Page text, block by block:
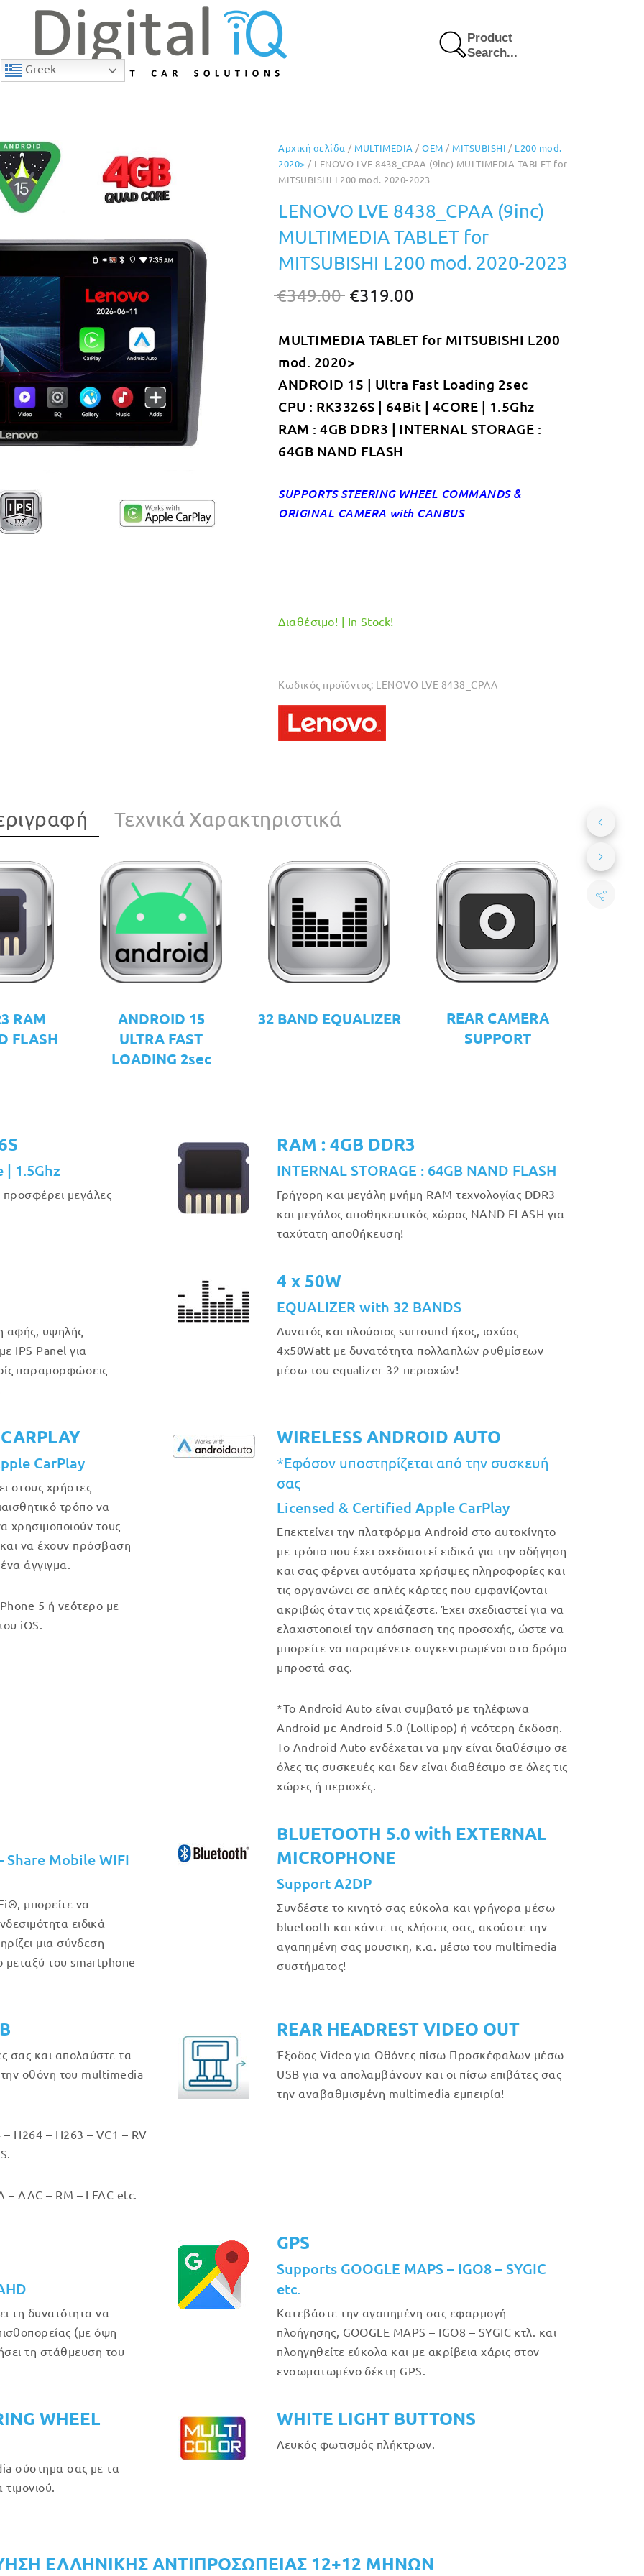
Greek
Product
Search...
9% Έκπτωση
Αρχική σελίδα / MULTIMEDIA /OEM / MITSUBISHI / L200 mod.
2020> / LENOVO LVE 8438_CPAA (9inc) MULTIMEDIA TABLET for
MITSUBISHI L200 mod. 2020-2023
LENOVO LVE 8438_CPAA (9inc)
MULTIMEDIA TABLET for
MITSUBISHI L200 mod. 2020-2023
€349.00 Original
was:
€349.00.
€319.00
τιμή
€319.00.
MULTIMEDIA TABLET for MITSUBISHI L200
mod. 2020>
ANDROID 15 | Ultra Fast Loading 2sec
CPU : RK3326S | 64Bit | 4CORE | 1.5Ghz
RAM : 4GB DDR3 | INTERNAL STORAGE :
64GB NAND FLASH
SUPPORTS STEERING WHEEL COMMANDS &
ORIGINAL CAMERA with CANBUS
Διαθέσιμο! | In Stock!
Κωδικός προϊόντος: LENOVO LVE 8438_CPAA
Τεχνικά Χαρακτηριστικά
RAM
FLASH
ANDROID 15
ULTRA FAST
LOADING 2sec
32 BAND EQUALIZER
REAR CAMERA
SUPPORT
| 1.5Ghz
μεγάλες
RAM : 4GB DDR3
INTERNAL STORAGE : 64GB NAND FLASH
Γρήγορη και μεγάλη μνήμη RAM τεχνολογίας DDR3
και μεγάλος αποθηκευτικός χώρος NAND FLASH για
ταχύτατη αποθήκευση!
αφής, υψηλής
IPS Panel για
παραμορφώσεις
4 x 50W
EQUALIZER with 32 BANDS
Δυνατός και πλούσιος surround ήχος, ισχύος
4x50Watt με δυνατότητα πολλαπλών ρυθμίσεων
μέσω του equalizer 32 περιοχών!
CarPlay
στους χρήστες
τρόπο να
χρησιμοποιούν τους
να έχουν πρόσβαση
άγγιγμα.
5 ή νεότερο με
iOS.
WIRELESS ANDROID AUTO
*Εφόσον υποστηρίζεται από την συσκευή
σας
Licensed & Certified Apple CarPlay
Επεκτείνει την πλατφόρμα Android στο αυτοκίνητο
με τρόπο που έχει σχεδιαστεί ειδικά για την οδήγηση
και σας φέρνει αυτόματα χρήσιμες πληροφορίες και
τις οργανώνει σε απλές κάρτες που εμφανίζονται
ακριβώς όταν τις χρειάζεστε. Έχει σχεδιαστεί για να
ελαχιστοποιεί την απόσπαση της προσοχής, ώστε να
μπορείτε να παραμένετε συγκεντρωμένοι στο δρόμο
μπροστά σας.
*Το Android Auto είναι συμβατό με τηλέφωνα
Android με Android 5.0 (Lollipop) ή νεότερη έκδοση.
Το Android Auto ενδέχεται να μην είναι διαθέσιμο σε
όλες τις συσκευές και δεν είναι διαθέσιμο σε όλες τις
χώρες ή περιοχές.
Mobile WIFI
μπορείτε να
ειδικά
μια σύνδεση
του smartphone
BLUETOOTH 5.0 with EXTERNAL
MICROPHONE
Support A2DP
Συνδέστε το κινητό σας εύκολα και γρήγορα μέσω
bluetooth και κάντε τις κλήσεις σας, ακούστε την
αγαπημένη σας μουσικη, κ.α. μέσω του multimedia
συστήματος!
σας και απολαύστε τα
οθόνη του multimedia
H264 – H263 – VC1 – RV
AAC – RM – LFAC etc.
REAR HEADREST VIDEO OUT
Έξοδος Video για Οθόνες πίσω Προσκέφαλων μέσω
USB για να απολαμβάνουν και οι πίσω επιβάτες σας
την αναβαθμισμένη multimedia εμπειρία!
τη δυνατότητα να
(με όψη
τη στάθμευση του
GPS
Supports GOOGLE MAPS – IGO8 – SYGIC
etc.
Κατεβάστε την αγαπημένη σας εφαρμογή
πλοήγησης, GOOGLE MAPS – IGO8 – SYGIC κτλ. και
πλοηγηθείτε εύκολα και με ακρίβεια χάρις στον
ενσωματωμένο δέκτη GPS.
WHEEL
σύστημα σας με τα
WHITE LIGHT BUTTONS
Λευκός φωτισμός πλήκτρων.
ΕΛΛΗΝΙΚΗΣ ΑΝΤΙΠΡΟΣΩΠΕΙΑΣ 12+12 ΜΗΝΩΝ